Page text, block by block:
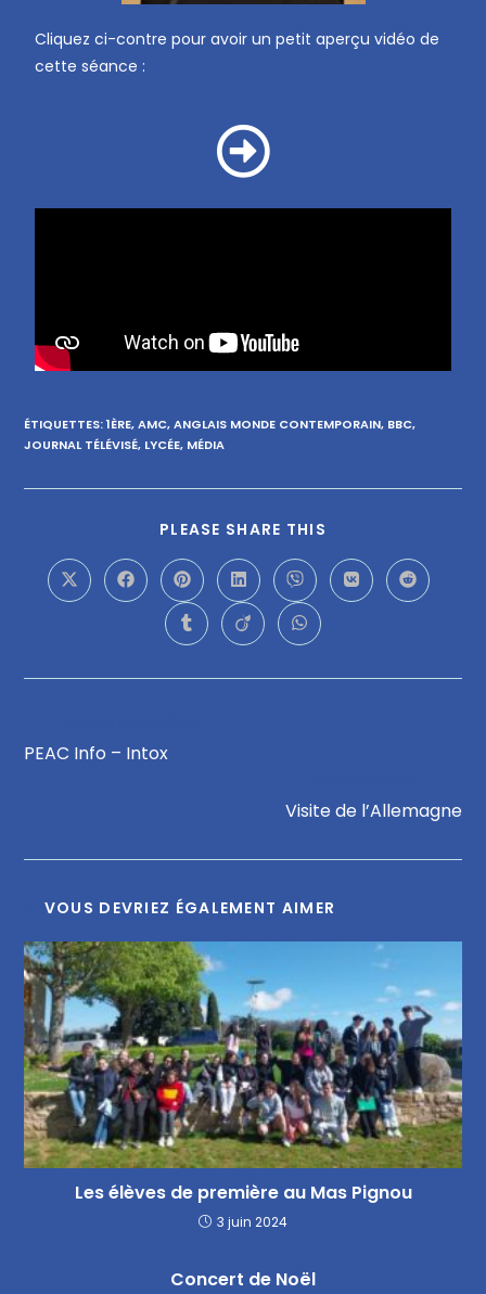
Cliquez ci-contre pour avoir un petit aperçu vidéo de
cette séance :
ÉTIQUETTES:1ÈRE, AMC, ANGLAIS MONDE CONTEMPORAIN, BBC,
JOURNAL TÉLÉVISÉ, LYCÉE, MÉDIA
PLEASE SHARE THIS
PEAC Info – Intox
Visite de l’Allemagne
VOUS DEVRIEZ ÉGALEMENT AIMER
Les élèves de première au Mas Pignou
3 juin 2024
Concert de Noël